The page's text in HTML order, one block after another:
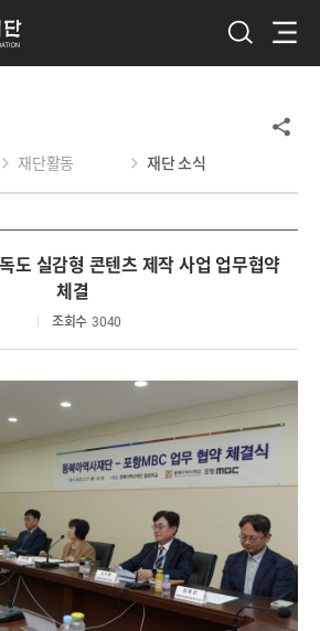
재단활동 재단 소식
도 실감형 콘텐츠 제작 사업 업무협약
체결
조회수 3040